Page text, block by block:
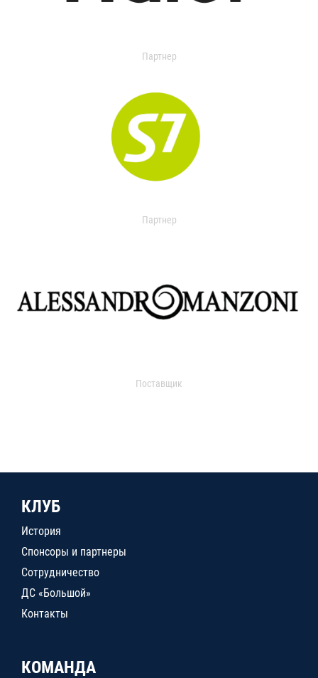
Партнер
Партнер
Поставщик
КЛУБ
История
Спонсоры и партнеры
Сотрудничество
ДС «Большой»
Контакты
КОМАНДА